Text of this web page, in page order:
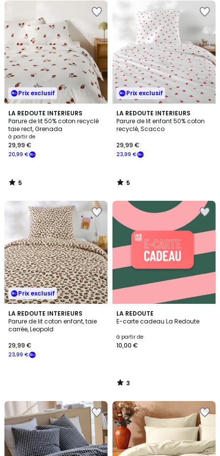
Prix exclusif
LA REDOUTE INTERIEURS
Parure de lit 50% coton recyclé
taie rect, Grenada
à partir de
20,99 €
29,99 €
5
/
5
5
/
Prix exclusif
LA REDOUTE INTERIEURS
Parure de lit enfant 50% coton
recyclé, Scacco
23,99 €
29,99 €
5
/
5
5
/
Prix exclusif
LA REDOUTE INTERIEURS
Parure de lit coton enfant, taie
carrée, Leopold
23,99 €
29,99 €
LA REDOUTE
E-carte cadeau La Redoute
à partir de
10,00 €
3
/
3
/